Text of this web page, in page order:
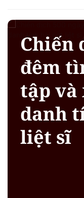
Chiến
đêm
tập và
danh
liệt sĩ